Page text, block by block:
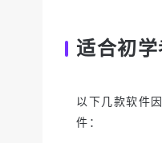
适合初
以下几款软件
件：